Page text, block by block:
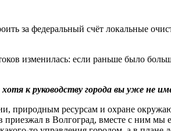
за федеральный счёт локальные
изменилась: если раньше было
к руководству города вы уже не
природным ресурсам и охране
в Волгоград, вместе с ним мы